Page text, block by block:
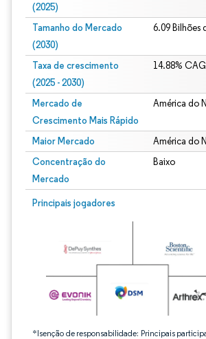
(2025)
Tamanho do Mercado
(2030)
6.09 Bilhões
Taxa de crescimento
(2025 - 2030)
14.88%
Mercado de
Crescimento Mais Rápido
América do
Maior Mercado América do
Concentração do
Mercado
Baixo
Principais jogadores
*Isenção de responsabilidade: Principais
Imagem © Mordor Intelligence. O reuso requer